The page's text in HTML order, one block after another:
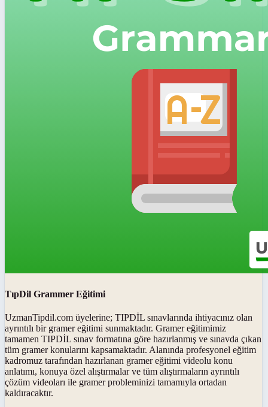
TıpDil Grammer Eğitimi
UzmanTipdil.com üyelerine; TIPDİL sınavlarında ihtiyacınız olan
ayrıntılı bir gramer eğitimi sunmaktadır. Gramer eğitimimiz
tamamen TIPDİL sınav formatına göre hazırlanmış ve sınavda çıkan
tüm gramer konularını kapsamaktadır. Alanında profesyonel eğitim
kadromuz tarafından hazırlanan gramer eğitimi videolu konu
anlatımı, konuya özel alıştırmalar ve tüm alıştırmaların ayrıntılı
çözüm videoları ile gramer probleminizi tamamıyla ortadan
kaldıracaktır.